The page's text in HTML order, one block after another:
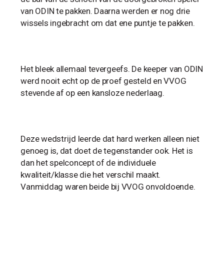
van ODIN te pakken. Daarna werden er nog drie
wissels ingebracht om dat ene puntje te pakken.
Het bleek allemaal tevergeefs. De keeper van ODIN
werd nooit echt op de proef gesteld en VVOG
stevende af op een kansloze nederlaag.
Deze wedstrijd leerde dat hard werken alleen niet
genoeg is, dat doet de tegenstander ook. Het is
dan het spelconcept of de individuele
kwaliteit/klasse die het verschil maakt.
Vanmiddag waren beide bij VVOG onvoldoende.